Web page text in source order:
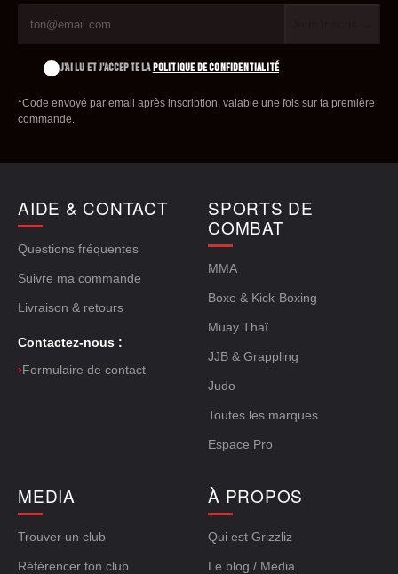
J'AI LU ET J'ACCEPTE LAPOLITIQUE DE CONFIDENTIALITÉ
*Code envoyé par email après inscription, valable une fois sur ta première
commande.
AIDE & CONTACT
Questions fréquentes
Suivre ma commande
Livraison & retours
Contactez-nous :
›Formulaire de contact
SPORTS DE
COMBAT
MMA
Boxe & Kick-Boxing
Muay Thaï
JJB & Grappling
Judo
Toutes les marques
Espace Pro
MEDIA
Trouver un club
Référencer ton club
À PROPOS
Qui est Grizzliz
Le blog / Media